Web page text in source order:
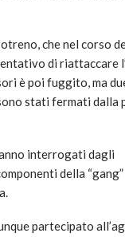
che nel corso
di riattaccare
è poi fuggito, ma
stati fermati dalla
interrogati dagli
della
partecipato